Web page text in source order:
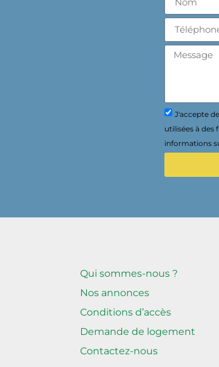
J'accepte
utilisées à des
informations
Qui sommes-nous ?
Nos annonces
Conditions d’accès
Demande de logement
Contactez-nous